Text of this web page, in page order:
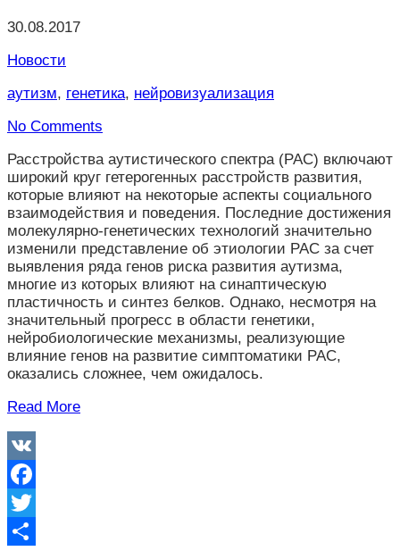
30.08.2017
Новости
аутизм, генетика, нейровизуализация
No Comments
Расстройства аутистического спектра (РАС) включают
широкий круг гетерогенных расстройств развития,
которые влияют на некоторые аспекты социального
взаимодействия и поведения. Последние достижения
молекулярно-генетических технологий значительно
изменили представление об этиологии РАС за счет
выявления ряда генов риска развития аутизма,
многие из которых влияют на синаптическую
пластичность и синтез белков. Однако, несмотря на
значительный прогресс в области генетики,
нейробиологические механизмы, реализующие
влияние генов на развитие симптоматики РАС,
оказались сложнее, чем ожидалось.
Read More
VK
Facebook
Twitter